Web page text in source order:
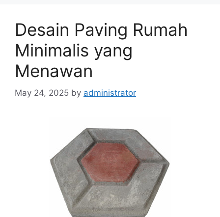
Desain Paving Rumah
Minimalis yang
Menawan
May 24, 2025 by administrator